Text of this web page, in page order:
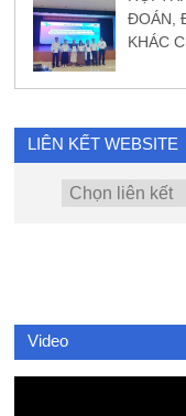
ĐOÁN,
KHÁC
LIÊN KẾT WEBSITE
Video